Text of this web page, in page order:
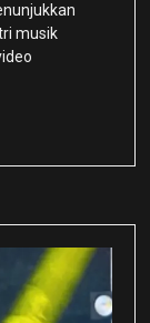
musik